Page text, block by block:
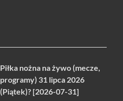
Piłka nożna na żywo (mecze,
programy) 31 lipca 2026
(Piątek)? [2026-07-31]